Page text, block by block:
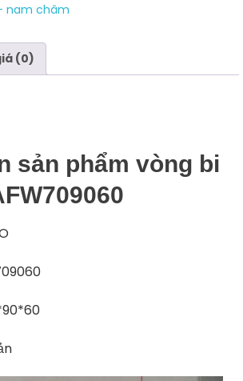
nam châm
(0)
sản phẩm vòng bi